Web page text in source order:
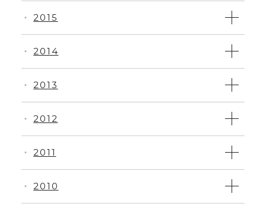
・ 2010
・ 2011
・ 2012
・ 2013
・ 2014
・ 2015